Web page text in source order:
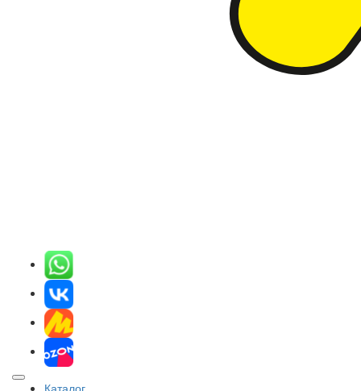
Каталог